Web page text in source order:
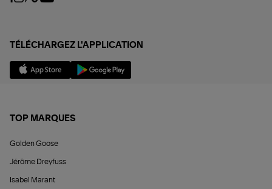
TÉLÉCHARGEZ L'APPLICATION
TOP MARQUES
Golden Goose
Jérôme Dreyfuss
Isabel Marant